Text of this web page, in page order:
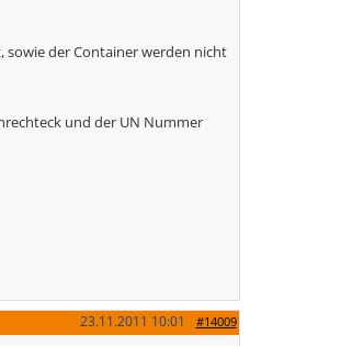
sowie der Container werden nicht
und der UN Nummer
#14009
23.11.2011 10:01